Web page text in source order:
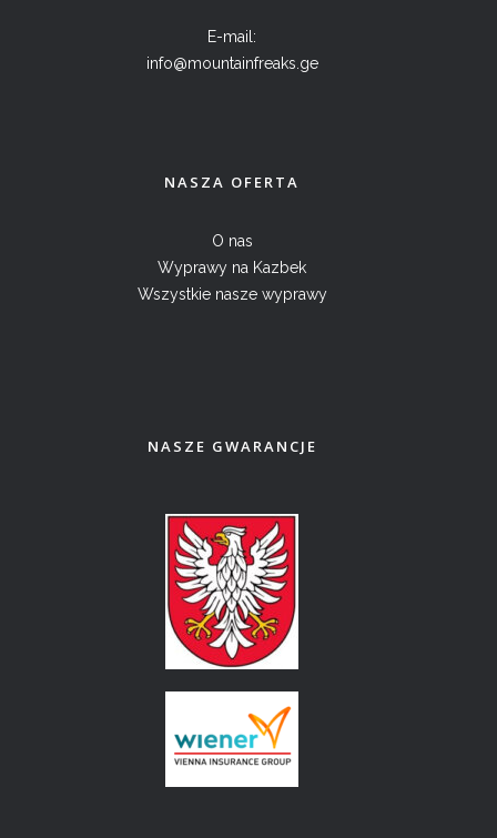
E-mail:
info@mountainfreaks.ge
NASZA OFERTA
O nas
Wyprawy na Kazbek
Wszystkie nasze wyprawy
NASZE GWARANCJE